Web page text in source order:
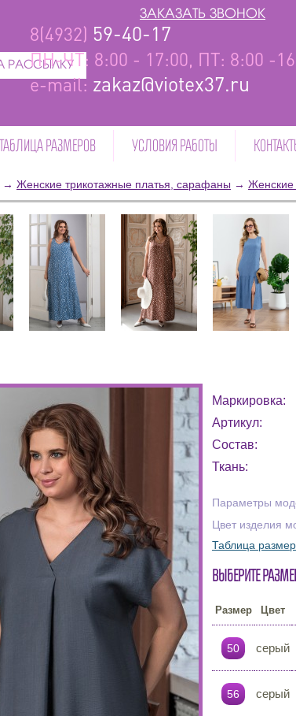
РАССЫЛКУ
8(4932) 59-40-17
ПН-ЧТ: 8:00 - 17:00, ПТ: 8:00 -
e-mail: zakaz@viotex37.ru
ЗАКАЗАТЬ ЗВОНОК
ТАБЛИЦА РАЗМЕРОВ УСЛОВИЯ РАБОТЫ
→ Женские трикотажные платья, сарафаны → Женские
Маркировка:
Артикул:
Состав:
Ткань:
Параметры
Цвет изделия
Таблица
Выберите
Размер Цвет
50 серый
56 серый